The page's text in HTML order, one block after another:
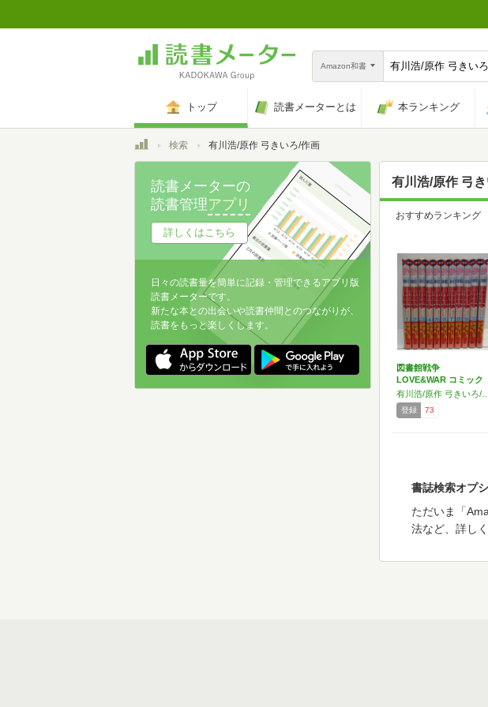
Amazon和書
トップ 読書メーターとは 本ランキング
トップ検索 有川浩/原作 弓きいろ/作画
有川浩/原作 弓
おすすめランキング
図書館戦争
LOVE&WAR コミック
1-…
登録 73
書誌検索オプ
ただいま「
法など、詳し
読書メーターの
読書管理アプリ
詳しくはこちら
日々の読書量を簡単に記録・管理できるアプリ版
読書メーターです。
新たな本との出会いや読書仲間とのつながりが、
読書をもっと楽しくします。